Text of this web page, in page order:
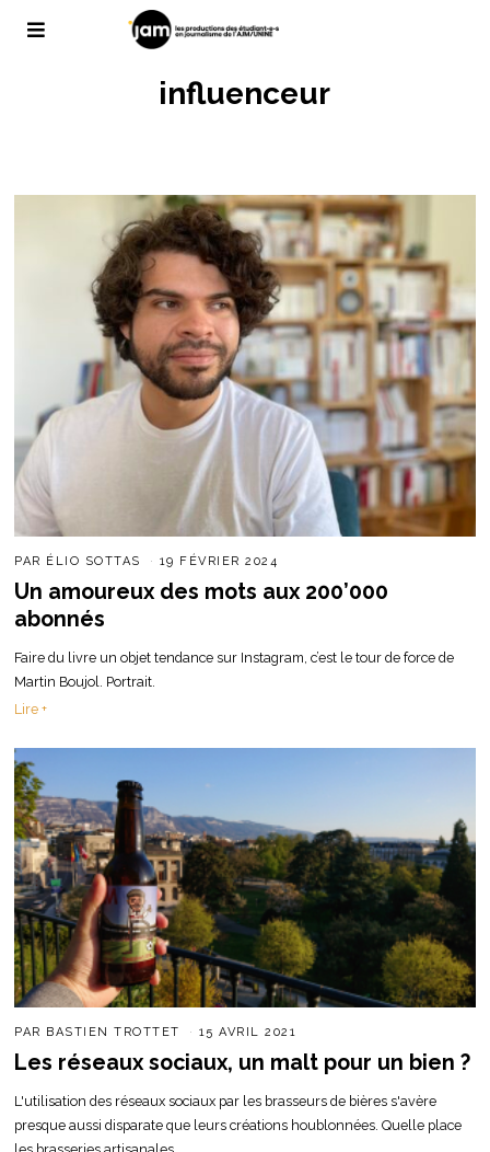
influenceur
PAR ÉLIO SOTTAS 19 FÉVRIER 2024
Un amoureux des mots aux 200’000
abonnés
Faire du livre un objet tendance sur Instagram, c’est le tour de force de
Martin Boujol. Portrait.
Lire +
PAR BASTIEN TROTTET 15 AVRIL 2021
Les réseaux sociaux, un malt pour un bien ?
L'utilisation des réseaux sociaux par les brasseurs de bières s'avère
presque aussi disparate que leurs créations houblonnées. Quelle place